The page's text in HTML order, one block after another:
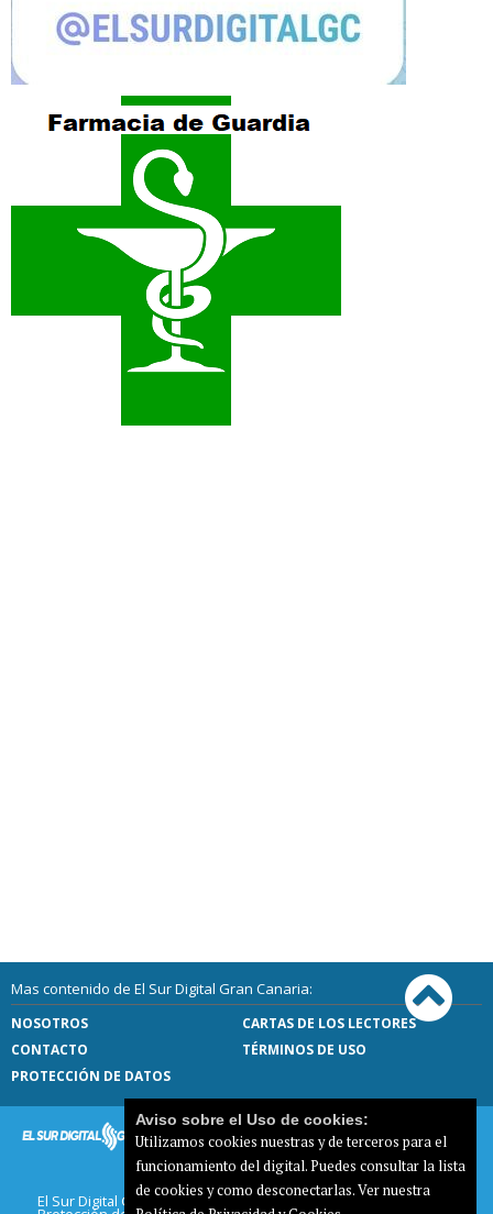
Mas contenido de El Sur Digital Gran Canaria:
NOSOTROS
CARTAS DE LOS LECTORES
CONTACTO
TÉRMINOS DE USO
PROTECCIÓN DE DATOS
El Sur Digital Gran Canaria |Términos de uso|
Aviso sobre el Uso de cookies:
Utilizamos cookies nuestras y de terceros para el
funcionamiento del digital. Puedes consultar la lista
de cookies y como desconectarlas.Ver nuestra